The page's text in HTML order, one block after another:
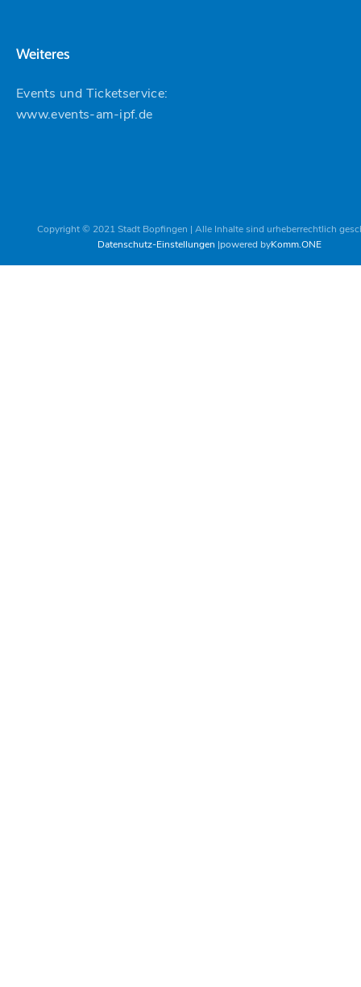
Weiteres
Events und Ticketservice:
www.events-am-ipf.de
Copyright © 2021 Stadt Bopfingen | Alle Inhalte sind urheberrechtlich
Datenschutz-Einstellungen powered byKomm.ONE